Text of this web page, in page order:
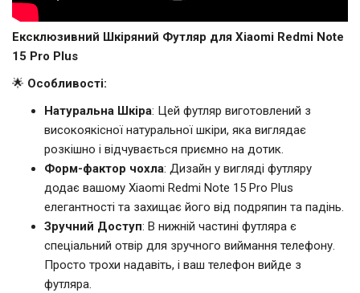
Ексклюзивний Шкіряний Футляр для Xiaomi Redmi Note
15 Pro Plus
🌟 Особливості:
Натуральна Шкіра: Цей футляр виготовлений з
високоякісної натуральної шкіри, яка виглядає
розкішно і відчувається приємно на дотик.
Форм-фактор чохла: Дизайн у вигляді футляру
додає вашому Xiaomi Redmi Note 15 Pro Plus
елегантності та захищає його від подряпин та падінь.
Зручний Доступ: В нижній частині футляра є
спеціальний отвір для зручного виймання телефону.
Просто трохи надавіть, і ваш телефон вийде з
футляра.